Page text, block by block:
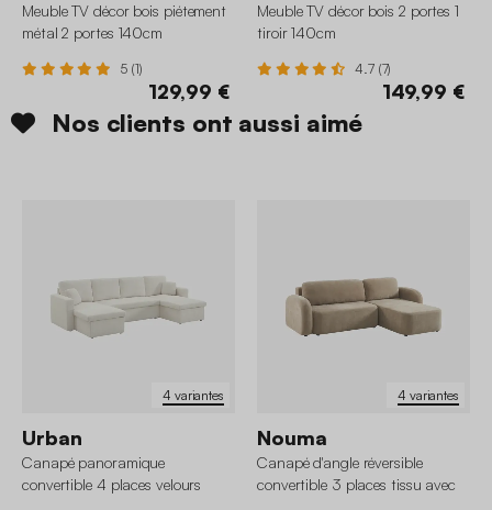
Meuble TV décor bois piétement
métal 2 portes 140cm
5 (1)
129,99 €
Meuble TV décor bois 2 portes 1
tiroir 140cm
4.7 (7)
149,99 €
Nos clients ont aussi aimé
4 variantes
Urban
Canapé panoramique
convertible 4 places velours
4 variantes
Nouma
Canapé d'angle réversible
convertible 3 places tissu avec